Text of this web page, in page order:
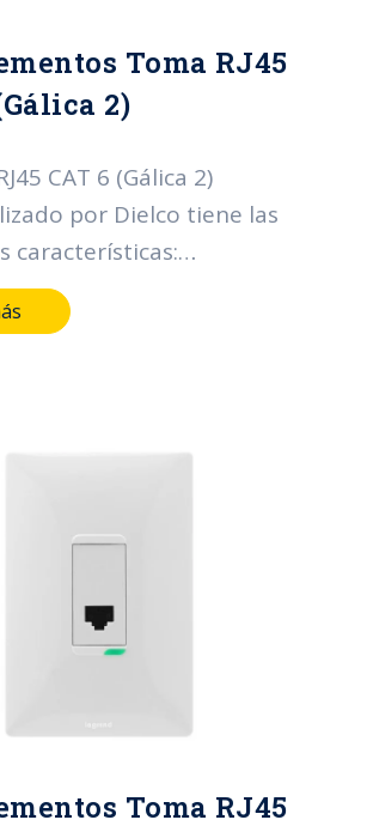
Toma RJ45
2)
CAT 6 (Gálica 2)
por Dielco tiene las
características:
y medios de conducción
de cobre. Marcación
Toma RJ45